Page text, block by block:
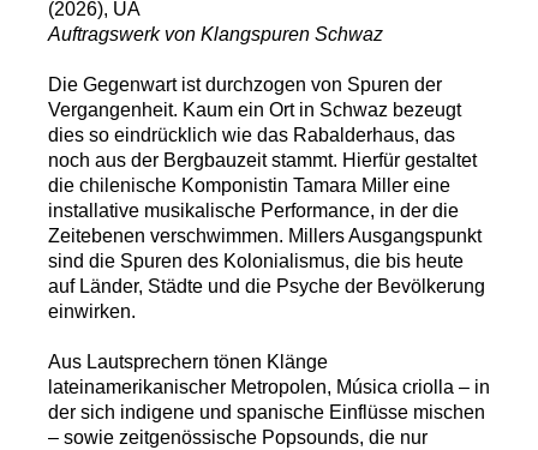
(2026), UA
Auftragswerk von Klangspuren Schwaz
Die Gegenwart ist durchzogen von Spuren der
Vergangenheit. Kaum ein Ort in Schwaz bezeugt
dies so eindrücklich wie das Rabalderhaus, das
noch aus der Bergbauzeit stammt. Hierfür gestaltet
die chilenische Komponistin Tamara Miller eine
installative musikalische Performance, in der die
Zeitebenen verschwimmen. Millers Ausgangspunkt
sind die Spuren des Kolonialismus, die bis heute
auf Länder, Städte und die Psyche der Bevölkerung
einwirken.
Aus Lautsprechern tönen Klänge
lateinamerikanischer Metropolen, Música criolla – in
der sich indigene und spanische Einflüsse mischen
– sowie zeitgenössische Popsounds, die nur